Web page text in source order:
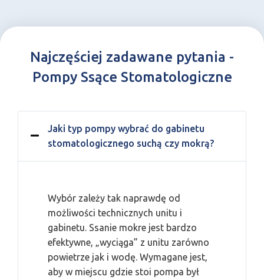
Najczęściej zadawane pytania -
Pompy Ssące Stomatologiczne
Jaki typ pompy wybrać do gabinetu
stomatologicznego suchą czy mokrą?
Wybór zależy tak naprawdę od
możliwości technicznych unitu i
gabinetu. Ssanie mokre jest bardzo
efektywne, „wyciąga” z unitu zarówno
powietrze jak i wodę. Wymagane jest,
aby w miejscu gdzie stoi pompa był